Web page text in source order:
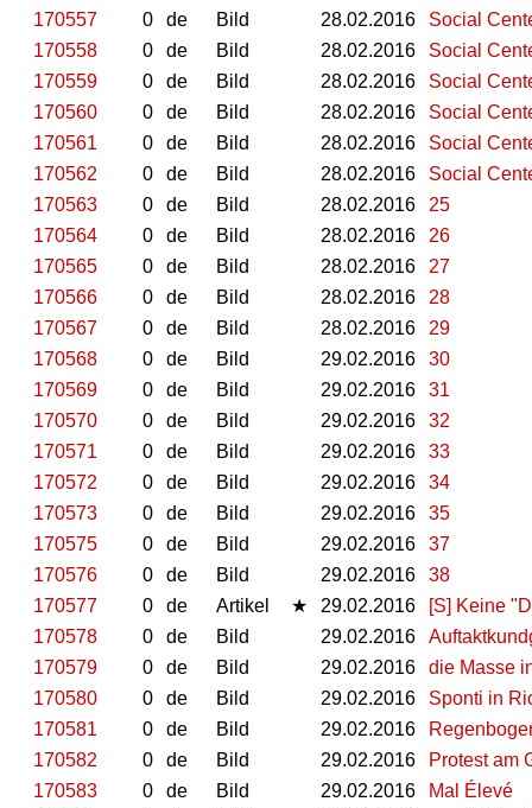
170557 0 de Bild 28.02.2016
Social
170558
0 de Bild 28.02.2016
Social
170559
0 de Bild 28.02.2016
Social
170560
0 de Bild 28.02.2016
Social
170561
0 de Bild 28.02.2016
Social
170562
0 de Bild 28.02.2016
Social
170563
0 de Bild 28.02.2016
25
170564
0 de Bild 28.02.2016
26
170565
0 de Bild 28.02.2016
27
170566
0 de Bild 28.02.2016
28
170567
0 de Bild 28.02.2016
29
170568
0 de Bild 29.02.2016
30
170569
0 de Bild 29.02.2016
31
170570
0 de Bild 29.02.2016
32
170571
0 de Bild 29.02.2016
33
170572
0 de Bild 29.02.2016
34
170573
0 de Bild 29.02.2016
35
170575
0 de Bild 29.02.2016
37
170576
0 de Bild 29.02.2016
38
170577
0 de Artikel ★ 29.02.2016
[S] Keine
170578
0 de Bild 29.02.2016
170579
0 de Bild 29.02.2016
die Masse
170580
0 de Bild 29.02.2016
Sponti in
170581
0 de Bild 29.02.2016
170582
0 de Bild 29.02.2016
Protest am
170583
0 de Bild 29.02.2016
Mal Élevé